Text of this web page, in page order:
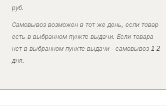
руб.
Самовывоз возможен в тот же день, если товар
есть в выбранном пункте выдачи. Если товара
нет в выбранном пункте выдачи - самовывоз 1-2
дня.